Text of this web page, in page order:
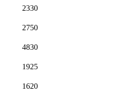
2330
2750
4830
1925
1620